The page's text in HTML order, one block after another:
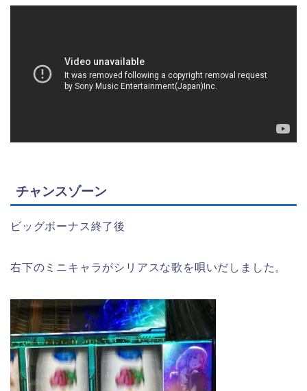
チャンスゾーン
ビッグボーナス終了後
右下のミニキャラがシリアスな歌を唄いだしました。